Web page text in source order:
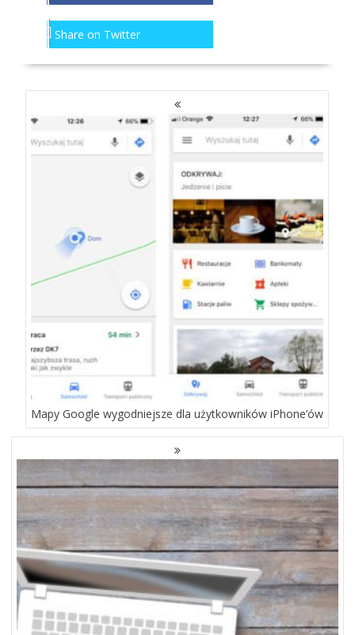
Share on Twitter
NAWIGACJA
WPISACH
Mapy Google wygodniejsze dla użytkowników iPhone’ów